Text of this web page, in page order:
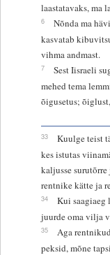
laastatavaks, ma
6
Nõnda ma
kasvatab
vihma andmast.
7
Sest Iisraeli
mehed tema
õigusetus;
33
Kuulge teist
kes istutas
kaljusse
rentnike kätte ja
34
Kui saagiaeg
juurde oma vilja
35
Aga
peksid, mõne